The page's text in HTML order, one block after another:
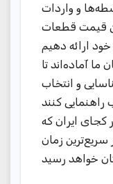
و واردات
قیمت قطعات
آماده‌اند تا
و انتخاب
کجای ایران که
زمان